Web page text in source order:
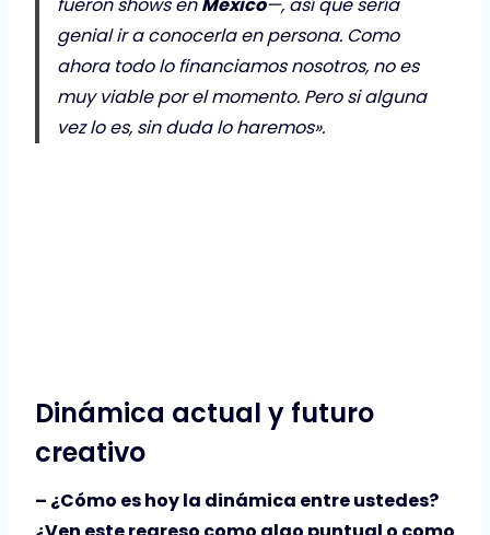
genial ir a conocerla en persona. Como
ahora todo lo financiamos nosotros, no es
muy viable por el momento. Pero si alguna
vez lo es, sin duda lo haremos».
Dinámica actual y futuro
creativo
– ¿Cómo es hoy la dinámica entre ustedes?